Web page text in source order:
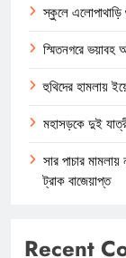
স্কুলে
স্মিতনগরে
হুথিদের হামলায়
মহাসড়কে দুই
সার পাচার
ট্রাক বাজেয়াপ্ত
Recent